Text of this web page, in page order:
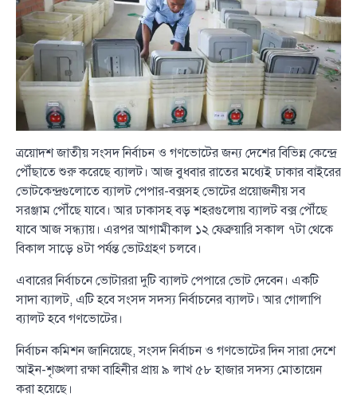
ত্রয়োদশ জাতীয় সংসদ নির্বাচন ও গণভোটের জন্য দেশের বিভিন্ন কেন্দ্রে
পৌঁছাতে শুরু করেছে ব্যালট। আজ বুধবার রাতের মধ্যেই ঢাকার বাইরের
ভোটকেন্দ্রগুলোতে ব্যালট পেপার-বক্সসহ ভোটের প্রয়োজনীয় সব
সরঞ্জাম পৌঁছে যাবে। আর ঢাকাসহ বড় শহরগুলোয় ব্যালট বক্স পৌঁছে
যাবে আজ সন্ধ্যায়। এরপর আগামীকাল ১২ ফেব্রুয়ারি সকাল ৭টা থেকে
বিকাল সাড়ে ৪টা পর্যন্ত ভোটগ্রহণ চলবে।
এবারের নির্বাচনে ভোটাররা দুটি ব্যালট পেপারে ভোট দেবেন। একটি
সাদা ব্যালট, এটি হবে সংসদ সদস্য নির্বাচনের ব্যালট। আর গোলাপি
ব্যালট হবে গণভোটের।
নির্বাচন কমিশন জানিয়েছে, সংসদ নির্বাচন ও গণভোটের দিন সারা দেশে
আইন-শৃঙ্খলা রক্ষা বাহিনীর প্রায় ৯ লাখ ৫৮ হাজার সদস্য মোতায়েন
করা হয়েছে।